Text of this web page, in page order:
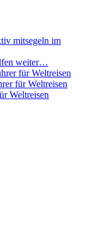
mitsegeln im
weiter…
für Weltreisen
für Weltreisen
Weltreisen